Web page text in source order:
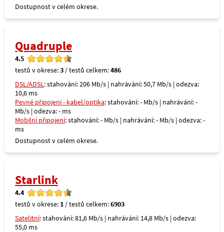
Dostupnost v celém okrese.
Quadruple
4.5
testů v okrese:3 / testů celkem:486
DSL/ADSL: stahování: 206 Mb/s | nahrávání: 50,7 Mb/s | odezva:
10,6 ms
Pevné připojení - kabel/optika: stahování: - Mb/s | nahrávání: -
Mb/s | odezva: - ms
Mobilní připojení: stahování: - Mb/s | nahrávání: - Mb/s | odezva: -
ms
Dostupnost v celém okrese.
Starlink
4.4
testů v okrese: 1 / testů celkem:6903
Satelitní: stahování: 81,6 Mb/s | nahrávání: 14,8 Mb/s | odezva:
55,0 ms